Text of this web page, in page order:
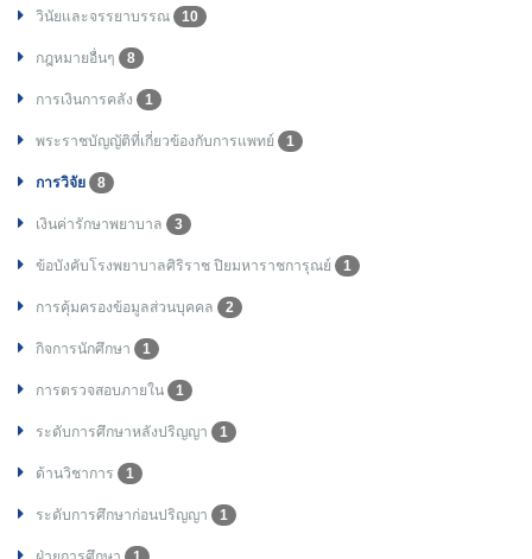
วินัยและจรรยาบรรณ 10
กฎหมายอื่นๆ 8
การเงินการคลัง 1
พระราชบัญญัติที่เกี่ยวข้องกับการแพทย์ 1
การวิจัย 8
เงินค่ารักษาพยาบาล 3
ข้อบังคับโรงพยาบาลศิริราช ปิยมหาราชการุณย์ 1
การคุ้มครองข้อมูลส่วนบุคคล 2
กิจการนักศึกษา 1
การตรวจสอบภายใน 1
ระดับการศึกษาหลังปริญญา 1
ด้านวิชาการ 1
ระดับการศึกษาก่อนปริญญา 1